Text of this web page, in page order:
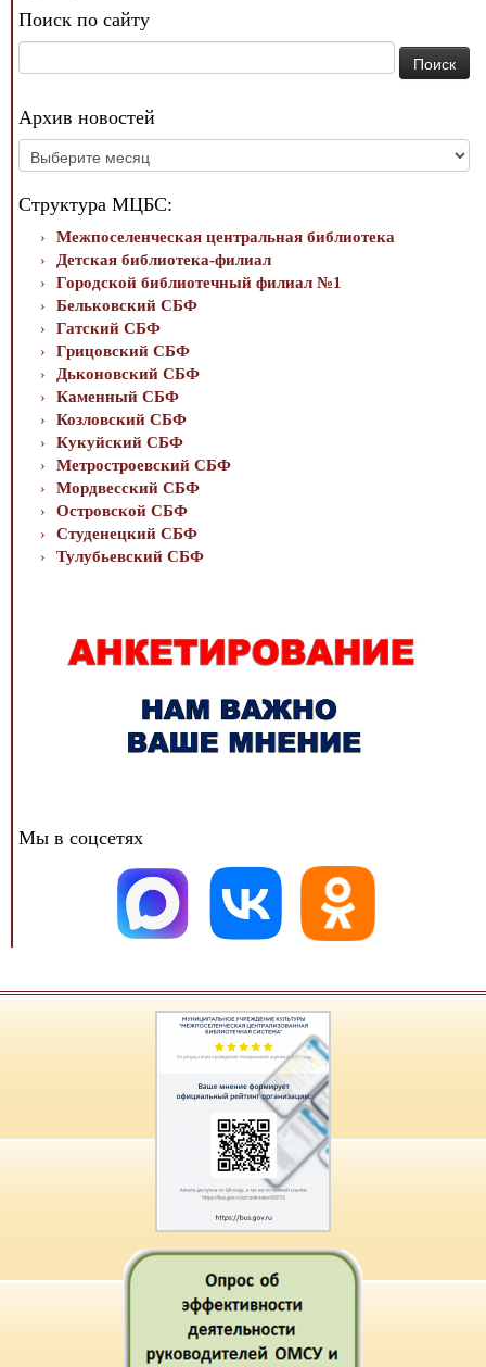
Поиск по сайту
Архив новостей
Архив
новостей
Структура МЦБС:
Межпоселенческая центральная библиотека
Детская библиотека-филиал
Городской библиотечный филиал №1
Бельковский СБФ
Гатский СБФ
Грицовский СБФ
Дьконовский СБФ
Каменный СБФ
Козловский СБФ
Кукуйский СБФ
Метростроевский СБФ
Мордвесский СБФ
Островской СБФ
Студенецкий СБФ
Тулубьевский СБФ
Мы в соцсетях